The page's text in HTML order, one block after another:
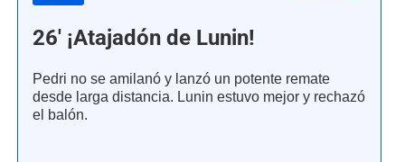
26' ¡Atajadón de Lunin!
Pedri no se amilanó y lanzó un potente remate
desde larga distancia. Lunin estuvo mejor y rechazó
el balón.